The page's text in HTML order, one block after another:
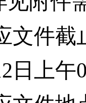
文件截
日上